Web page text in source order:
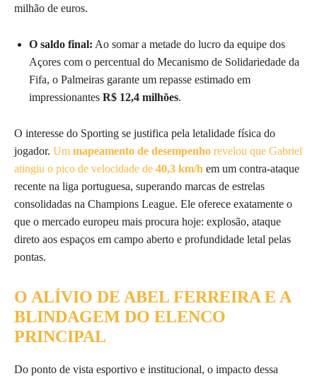
milhão de euros.
O saldo final: Ao somar a metade do lucro da equipe dos
Açores com o percentual do Mecanismo de Solidariedade da
Fifa, o Palmeiras garante um repasse estimado em
impressionantes R$ 12,4 milhões.
O interesse do Sporting se justifica pela letalidade física do
jogador. Um mapeamento de desempenho revelou que Gabriel
atingiu o pico de velocidade de 40,3 km/h em um contra-ataque
recente na liga portuguesa, superando marcas de estrelas
consolidadas na Champions League. Ele oferece exatamente o
que o mercado europeu mais procura hoje: explosão, ataque
direto aos espaços em campo aberto e profundidade letal pelas
pontas.
O ALÍVIO DE ABEL FERREIRA E A
BLINDAGEM DO ELENCO
PRINCIPAL
Do ponto de vista esportivo e institucional, o impacto dessa